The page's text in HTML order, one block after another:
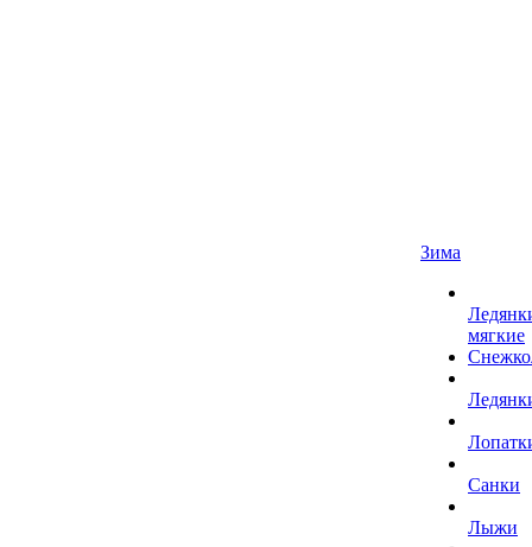
Зима
мягкие
Санки
Лыжи